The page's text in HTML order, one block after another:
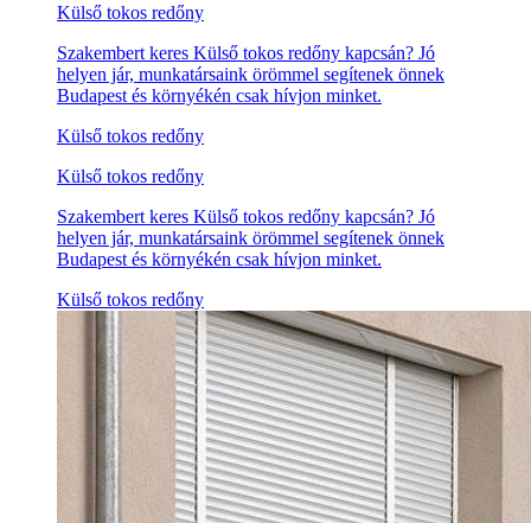
Külső tokos redőny
Szakembert keres Külső tokos redőny kapcsán? Jó
helyen jár, munkatársaink örömmel segítenek önnek
Budapest és környékén csak hívjon minket.
Külső tokos redőny
Külső tokos redőny
Szakembert keres Külső tokos redőny kapcsán? Jó
helyen jár, munkatársaink örömmel segítenek önnek
Budapest és környékén csak hívjon minket.
Külső tokos redőny